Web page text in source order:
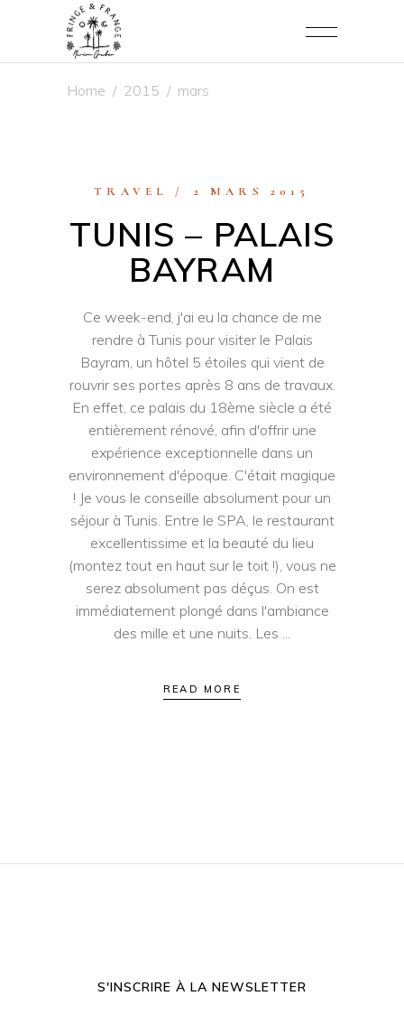
Home / 2015 / mars
TRAVEL 2 MARS 2015
TUNIS – PALAIS
BAYRAM
Ce week-end, j'ai eu la chance de me
rendre à Tunis pour visiter le Palais
Bayram, un hôtel 5 étoiles qui vient de
rouvrir ses portes après 8 ans de travaux.
En effet, ce palais du 18ème siècle a été
entièrement rénové, afin d'offrir une
expérience exceptionnelle dans un
environnement d'époque. C'était magique
! Je vous le conseille absolument pour un
séjour à Tunis. Entre le SPA, le restaurant
excellentissime et la beauté du lieu
(montez tout en haut sur le toit !), vous ne
serez absolument pas déçus. On est
immédiatement plongé dans l'ambiance
des mille et une nuits. Les
READ MORE
S'INSCRIRE À LA NEWSLETTER